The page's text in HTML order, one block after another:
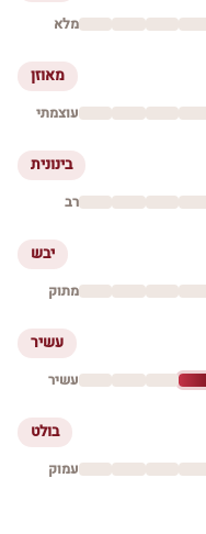
מלא
מאוזן
עוצמתי
בינונית
רב
יבש
מתוק
עשיר
עשיר
בולט
עמוק